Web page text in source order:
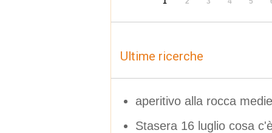
Ultime ricerche
aperitivo alla rocca
Stasera 16 luglio cosa